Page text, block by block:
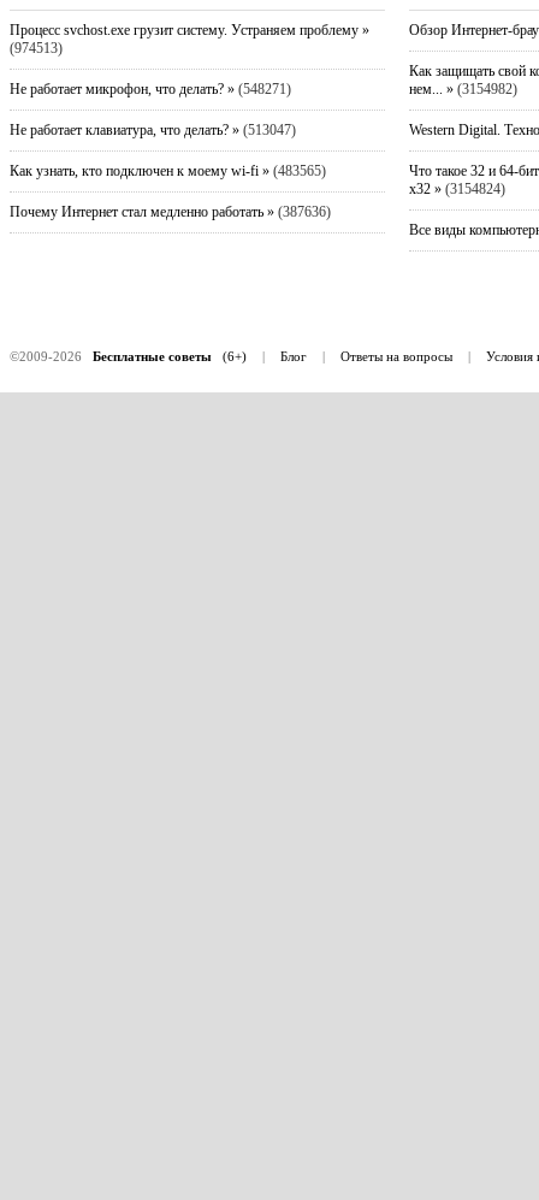
Процесс svchost.exe грузит систему. Устраняем проблему »
(974513)
Не работает микрофон, что делать? »(548271)
Не работает клавиатура, что делать? »(513047)
Как узнать, кто подключен к моему wi-fi »(483565)
Почему Интернет стал медленно работать »(387636)
Обзор Интернет-
Как защищать свой
нем... »(3154982)
Western Digital.
Что такое 32 и 64-
x32 »(3154824)
Все виды
©2009-2026 Бесплатные советы(6+) | Блог | Ответы на вопросы | Условия